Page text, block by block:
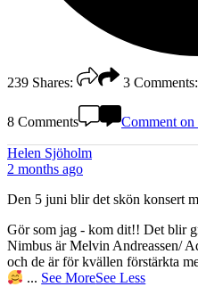
239 Shares: 3 Comments:
8 Comments Comment on
Helen Sjöholm
2 months ago
Den 5 juni blir det skön konsert
Gör som jag - kom dit!! Det blir
Nimbus är Melvin Andreassen/
och de är för kvällen förstärkta
... See MoreSee Less